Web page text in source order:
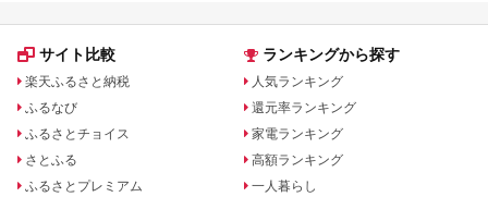
サイト比較
楽天ふるさと納税
ふるなび
ふるさとチョイス
さとふる
ふるさとプレミアム
ランキングから探す
人気ランキング
還元率ランキング
家電ランキング
高額ランキング
一人暮らし